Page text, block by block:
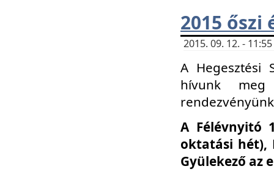
2015
2015. 09. 12. -
A Hegesztési
hívunk
A Félévnyitó
oktatási hét),
Gyülekező az